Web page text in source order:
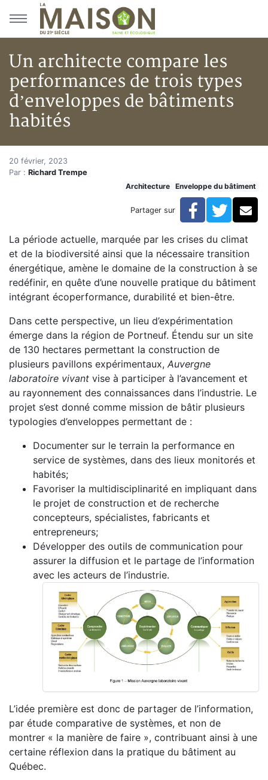
Aller au menu principal
Aller au contenu principal
Un architecte compare les
performances de trois types
d’enveloppes de bâtiments
habités
Accueil
Articles
Un architecte compare les performances de trois
Un architecte compare les
20 février, 2023
Par : Richard Trempe
Architecture
Enveloppe du bâtiment
Partager sur Facebook
La période actuelle, marquée par les crises du climat
et de la biodiversité ainsi que la nécessaire transition
énergétique, amène le domaine de la construction à se
redéfinir, en quête d’une nouvelle pratique du bâtiment
intégrant écoperformance, durabilité et bien-être.
Dans cette perspective, un lieu d’expérimentation
émerge dans la région de Portneuf. Étendu sur un site
de 130 hectares permettant la construction de
plusieurs pavillons expérimentaux, Auvergne
laboratoire vivant vise à participer à l’avancement et
au rayonnement des connaissances dans l’industrie. Le
projet s’est donné comme mission de bâtir plusieurs
typologies d’enveloppes permettant de :
Documenter sur le terrain la performance en
service de systèmes, dans des lieux monitorés et
habités;
Favoriser la multidisciplinarité en impliquant dans
le projet de construction et de recherche
concepteurs, spécialistes, fabricants et
entrepreneurs;
Développer des outils de communication pour
assurer la diffusion et le partage de l’information
avec les acteurs de l’industrie.
L’idée première est donc de partager de l’information,
par étude comparative de systèmes, et non de
montrer « la manière de faire », contribuant ainsi à une
certaine réflexion dans la pratique du bâtiment au
Québec.